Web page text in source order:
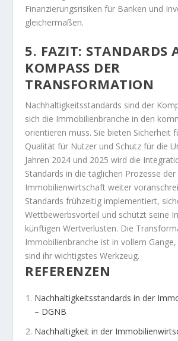
Finanzierungsrisiken für Banken und
gleichermaßen.
5. FAZIT: STANDARDS
KOMPASS DER
TRANSFORMATION
Nachhaltigkeitsstandards sind der
sich die Immobilienbranche in den
orientieren muss. Sie bieten Sicherheit
Qualität für Nutzer und Schutz für die
Jahren 2024 und 2025 wird die
Standards in die täglichen Prozesse der
Immobilienwirtschaft weiter
Standards frühzeitig implementiert,
Wettbewerbsvorteil und schützt seine
künftigen Wertverlusten. Die
Immobilienbranche ist in vollem
sind ihr wichtigstes Werkzeug.
REFERENZEN
Nachhaltigkeitsstandards in der
– DGNB
Nachhaltigkeit in der